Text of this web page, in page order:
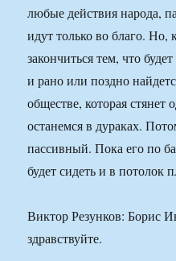
любые действия народа,
идут только во благо.
закончиться тем, что
и рано или поздно
обществе, которая стянет
останемся в дураках.
пассивный. Пока его по
будет сидеть и в потолок
Виктор Резунков: Борис
здравствуйте.